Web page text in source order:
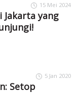
15 Mei 2024
Jakarta yang
5 Jan 2020
Setop